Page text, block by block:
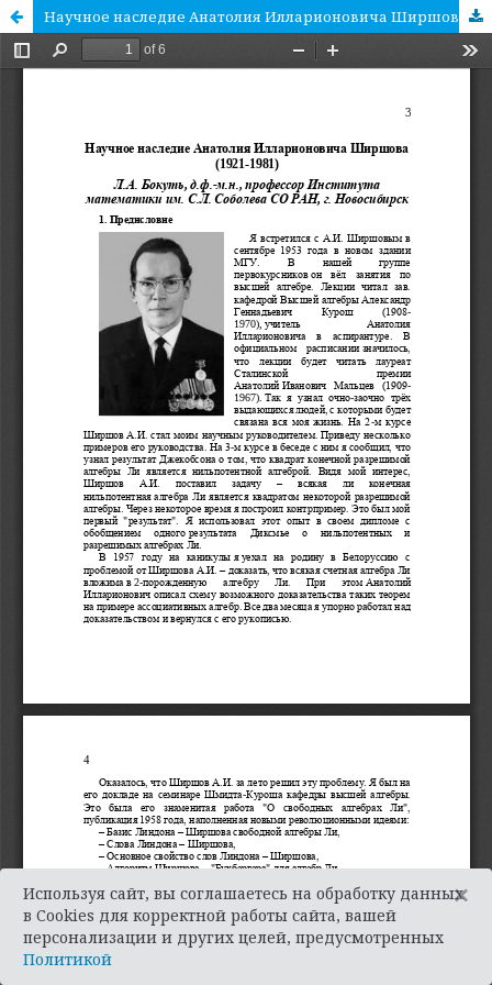
Научное наследие Анатолия Илларионовича Ширшова (1921-1981)
Используя сайт, вы соглашаетесь на обработку данных
в Cookies для корректной работы сайта, вашей
персонализации и других целей, предусмотренных
Политикой
×